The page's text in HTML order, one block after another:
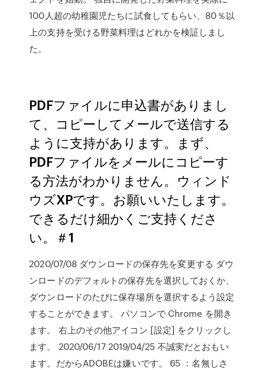
100人超の幼稚園児たちに試食してもらい、80％以
上の支持を受ける野菜料理はどれかを検証しまし
た。
PDFファイルに申込書がありまし
て、コピーしてメールで送信する
ように支持があります。まず、
PDFファイルをメールにコピーす
る方法がわかりません。ウィンド
ウズXPです。お願いいたします。
できるだけ細かくご支持くださ
い。＃1
2020/07/08 ダウンロードの保存先を変更する ダウ
ンロードのデフォルトの保存先を選択しておくか、
ダウンロードのたびに保存場所を選択するよう設定
することができます。 パソコンで Chrome を開き
ます。 右上のその他アイコン [設定] をクリックし
ます。 2020/06/17 2019/04/25 不誠実だとおもい
ます。だからADOBEは嫌いです。 65 ：名無しさ